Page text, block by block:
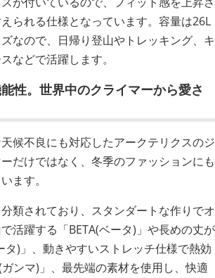
られる仕様となっています。容量は26L
なので、日帰り登山やトレッキング、キ
などで活躍します。
性。世界中のクライマーから愛さ
候不良にも対応したアークテリクスのジ
だけではなく、冬季のファッションにも
ます。
類されており、スタンダートな作りでオ
活躍する「BETA(ベータ)」や長めの丈が
タ)」、動きやすいストレッチ仕様で熱効
ンマ)」、最先端の素材を使用し、快適